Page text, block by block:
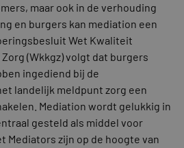
maar ook in de verhouding
en burgers kan mediation een
Wet Kwaliteit
(Wkkgz) volgt dat burgers
ingediend bij de
landelijk meldpunt zorg een
Mediation wordt gelukkig in
gesteld als middel voor
Mediators zijn op de hoogte van